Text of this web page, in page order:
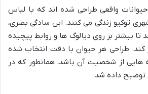
واقعی طراحی شده اند که با لباس
توکیو زندگی می کنند. این سادگی بصری،
تا بیشتر بر روی دیالوگ ها و روابط پیچیده
طراحی هر حیوان با دقت انتخاب شده
هایی از شخصیت آن باشد، همانطور که در
داده شد.